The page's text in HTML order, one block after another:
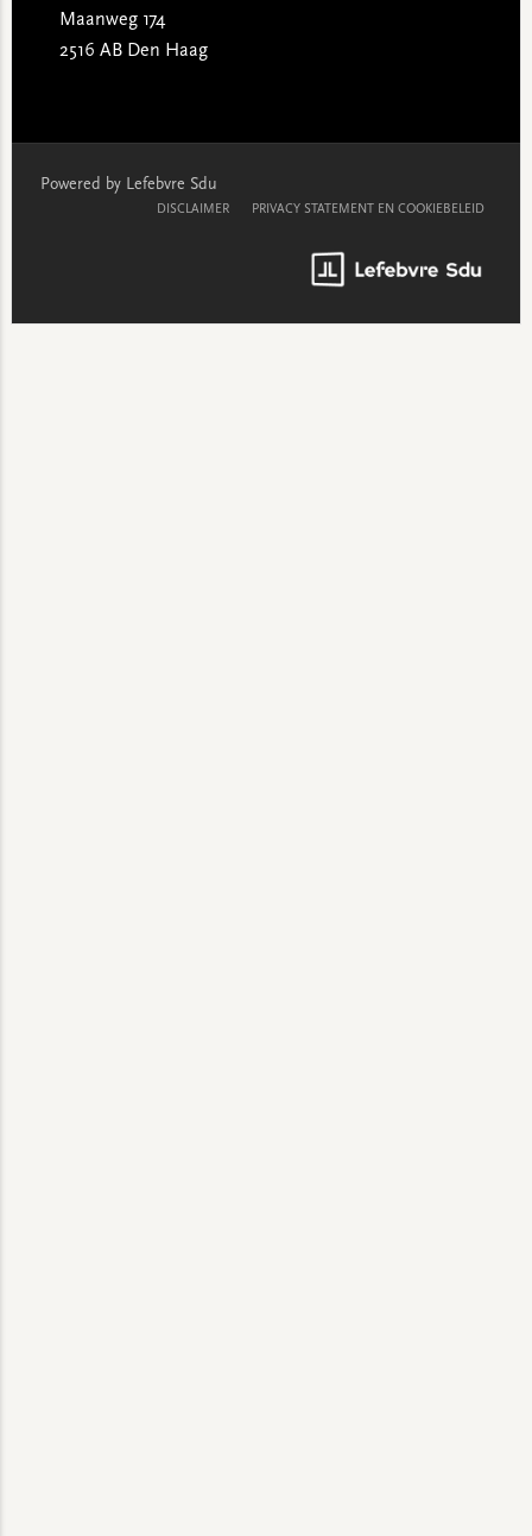
Maanweg 174
2516 AB Den Haag
Powered by Lefebvre Sdu
DISCLAIMER PRIVACY STATEMENT EN COOKIEBELEID